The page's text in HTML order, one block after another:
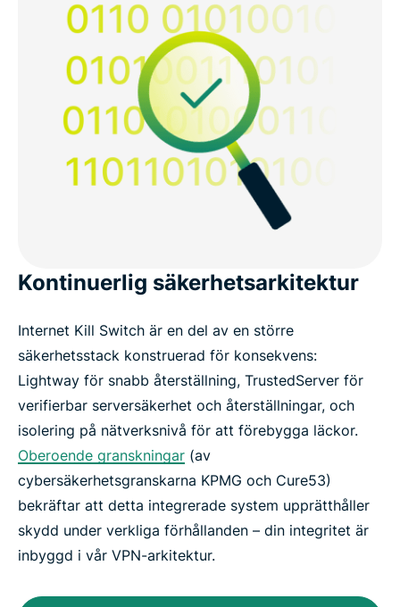
Kontinuerlig säkerhetsarkitektur
Internet Kill Switch är en del av en större
säkerhetsstack konstruerad för konsekvens:
Lightway för snabb återställning, TrustedServer för
verifierbar serversäkerhet och återställningar, och
isolering på nätverksnivå för att förebygga läckor.
Oberoende granskningar (av
cybersäkerhetsgranskarna KPMG och Cure53)
bekräftar att detta integrerade system upprätthåller
skydd under verkliga förhållanden – din integritet är
inbyggd i vår VPN-arkitektur.